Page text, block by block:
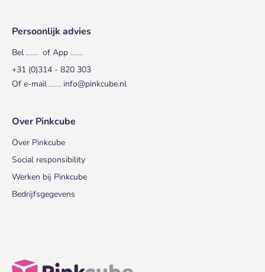
Persoonlijk advies
Bel
of App
+31 (0)314 - 820 303
Of e-mail
info@pinkcube.nl
Over Pinkcube
Over Pinkcube
Social responsibility
Werken bij Pinkcube
Bedrijfsgegevens